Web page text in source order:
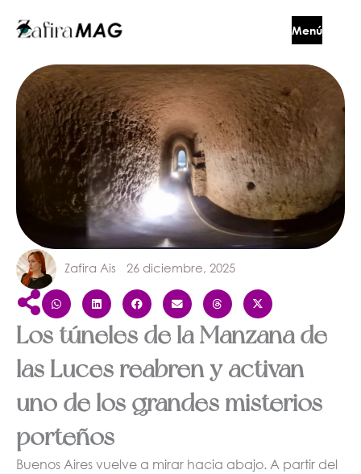
Menú
Zafira Ais 26 diciembre, 2025
Los túneles de la Manzana de
las Luces reabren y activan
uno de los grandes misterios
porteños
Buenos Aires vuelve a mirar hacia abajo. A partir del